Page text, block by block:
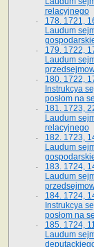
relacyjnego
178. 1721,
Laudum
179. 1722,
Laudum
180. 1722,
Instrukcya
posłom na
181. 1723,
Laudum
relacyjnego
182. 1723,
Laudum
183. 1724,
Laudum
184. 1724,
Instrukcya
posłom na
185. 1724,
Laudum